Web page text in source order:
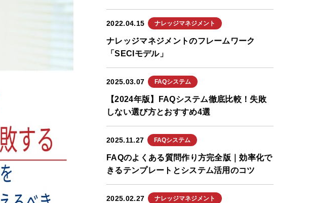
2022.04.15 ナレッジマネジメント
ナレッジマネジメントのフレームワーク
「SECIモデル」
2025.03.07 FAQシステム
【2024年版】FAQシステム徹底比較！失敗
しない選び方とおすすめ4選
2025.11.27 FAQシステム
FAQのよくある質問作り方完全版｜効率化で
きるテンプレートとシステム活用のコツ
2025.02.27 ナレッジマネジメント